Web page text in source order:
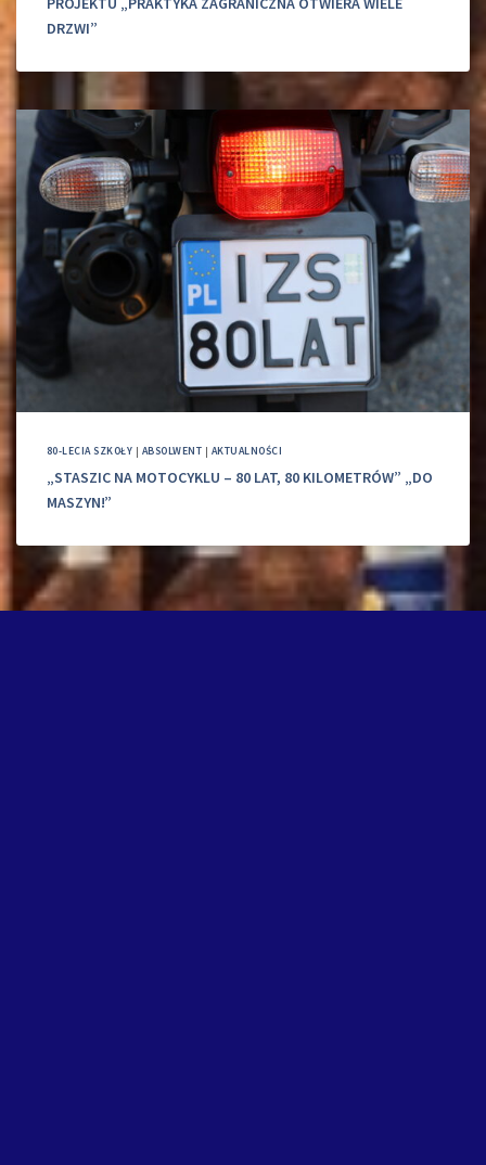
DRZWI”
80-LECIA SZKOŁY | ABSOLWENT | AKTUALNOŚCI
„STASZIC NA MOTOCYKLU – 80 LAT, 80 KILOMETRÓW” „DO
MASZYN!”